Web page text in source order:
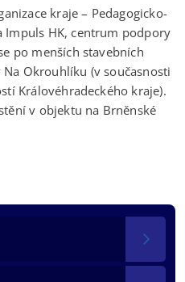
kraje – Pedagogicko-
Impuls HK, centrum podpory
po menších stavebních
Okrouhlíku (v současnosti
Královéhradeckého kraje).
v objektu na Brněnské